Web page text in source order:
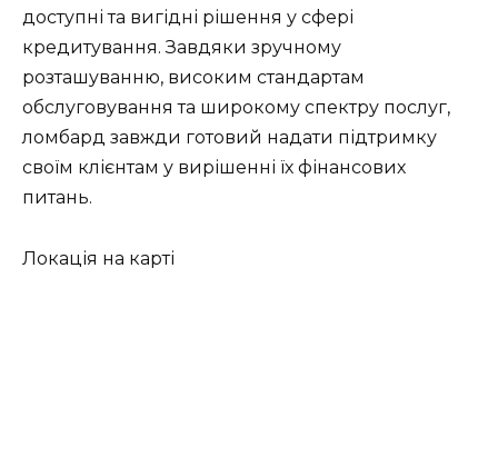
доступні та вигідні рішення у сфері
кредитування. Завдяки зручному
розташуванню, високим стандартам
обслуговування та широкому спектру послуг,
ломбард завжди готовий надати підтримку
своїм клієнтам у вирішенні їх фінансових
питань.
Локація на карті